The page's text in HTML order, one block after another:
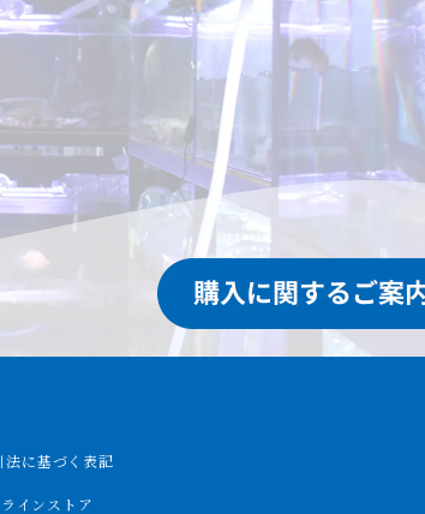
法に基づく表記
インストア